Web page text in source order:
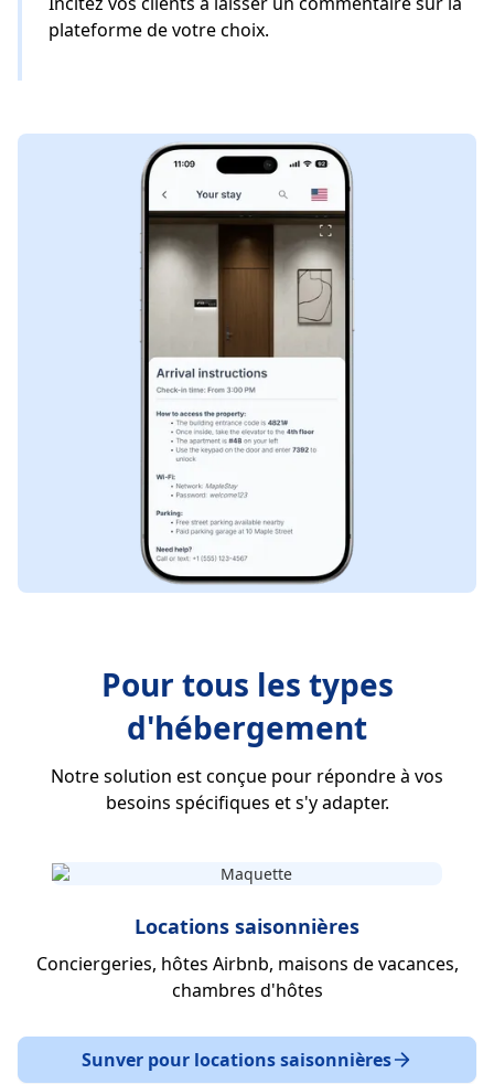
plateforme de votre choix.
Pour tous les types
d'hébergement
Notre solution est conçue pour répondre à vos
besoins spécifiques et s'y adapter.
Locations saisonnières
Conciergeries, hôtes Airbnb, maisons de vacances,
chambres d'hôtes
Sunver pour locations saisonnières